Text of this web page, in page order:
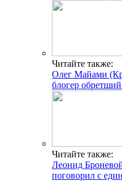
Читайте также:
Олег Майами
блогер
Читайте также:
Леонид
поговорил с